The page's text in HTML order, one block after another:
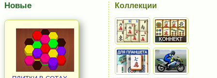
Новые Коллекции